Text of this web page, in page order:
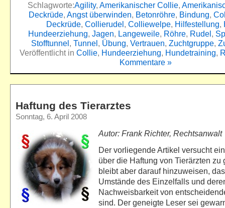
Schlagworte:Agility, Amerikanischer Collie,
Deckrüde, Angst überwinden, Betonröhre, Bindung,
Deckrüde, Collierudel, Colliewelpe, Hilfestellung,
Hundeerziehung, Jagen, Langeweile, Röhre, Rudel,
Stofftunnel, Tunnel, Übung, Vertrauen, Zuchtgruppe,
Veröffentlicht in Collie, Hundeerziehung, Hundetraining,
Kommentare »
Haftung des Tierarztes
Sonntag, 6. April 2008
Autor: Frank Richter, Rechtsanwalt
Der vorliegende Artikel versucht
über die Haftung von Tierärzten zu
bleibt aber darauf hinzuweisen,
Umstände des Einzelfalls und
Nachweisbarkeit von
sind. Der geneigte Leser sei